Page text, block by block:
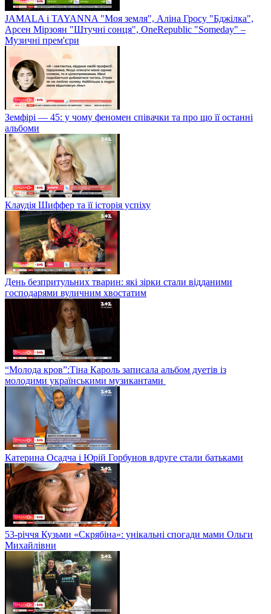
JAMALA і TAYANNA "Моя земля", Аліна Гросу "Бджілка",
Арсен Мірзоян "Штучні сонця", OneRepublic "Someday" –
Музичні прем'єри
Земфірі — 45: у чому феномен співачки та про що її останні
альбоми
Клаудія Шиффер та її історія успіху
День безпритульних тварин: які зірки стали відданими
господарями вуличним хвостатим
“Молода кров”:Тіна Кароль записала альбом дуетів із
молодими українськими музикантами
Катерина Осадча і Юрій Горбунов вдруге стали батьками
53-річчя Кузьми «Скрябіна»: унікальні спогади мами Ольги
Михайлівни